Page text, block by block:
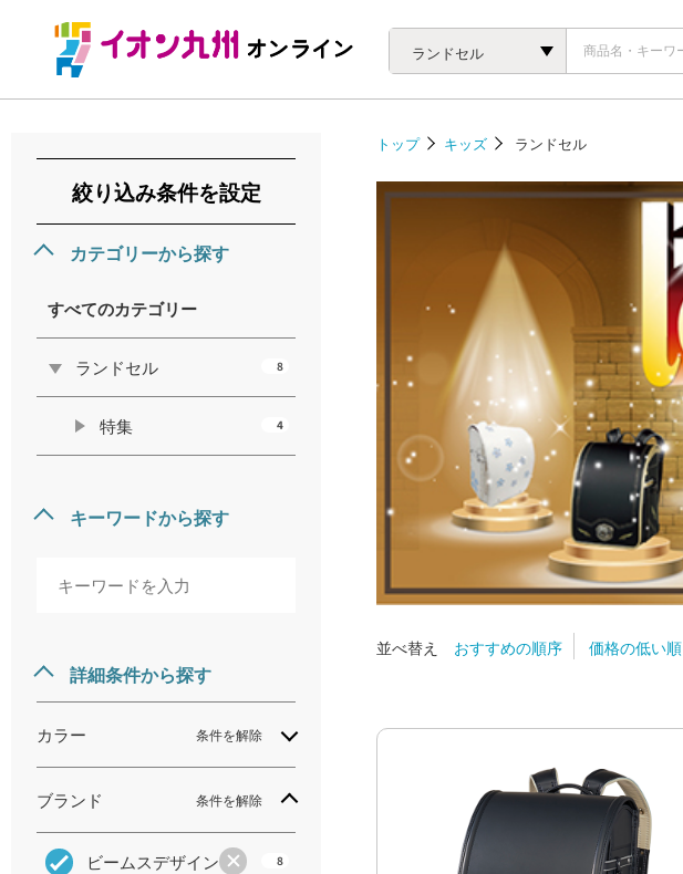
ランドセル
絞り込み条件を設定
カテゴリーから探す
すべてのカテゴリー
ランドセル 8
特集 4
キーワードから探す
詳細条件から探す
カラー 条件を解除
ブランド 条件を解除
ビームスデザイン 8
トップ キッズ ランドセル
並べ替え おすすめの順序 価格の低い順